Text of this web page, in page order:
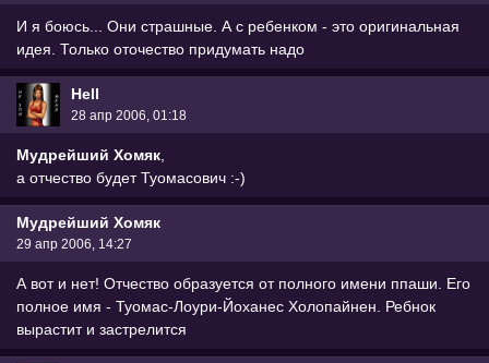
И я боюсь... Они страшные. А с ребенком - это оригинальная
идея. Только оточество придумать надо
Hell
28 апр 2006, 01:18
Мудрейший Хомяк
а отчество будет Туомасович :-)
Мудрейший Хомяк
29 апр 2006, 14:27
А вот и нет! Отчество образуется от полного имени ппаши. Его
полное имя - Туомас-Лоури-Йоханес Холопайнен. Ребнок
вырастит и застрелится